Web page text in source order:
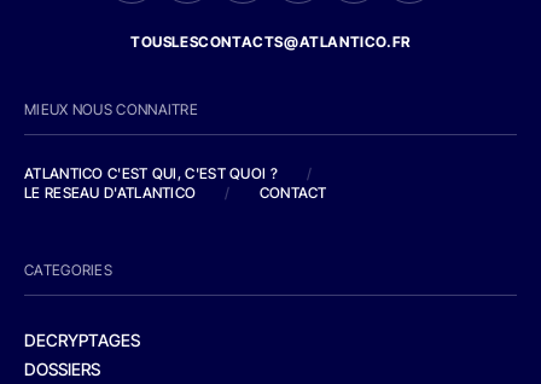
TOUSLESCONTACTS@ATLANTICO.FR
MIEUX NOUS CONNAITRE
ATLANTICO C'EST QUI, C'EST QUOI ?
/
LE RESEAU D'ATLANTICO
/ CONTACT
CATEGORIES
DECRYPTAGES
DOSSIERS